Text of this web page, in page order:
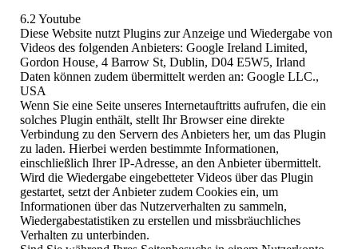
6.2 Youtube
Diese Website nutzt Plugins zur Anzeige und Wiedergabe von
Videos des folgenden Anbieters: Google Ireland Limited,
Gordon House, 4 Barrow St, Dublin, D04 E5W5, Irland
Daten können zudem übermittelt werden an: Google LLC.,
USA
Wenn Sie eine Seite unseres Internetauftritts aufrufen, die ein
solches Plugin enthält, stellt Ihr Browser eine direkte
Verbindung zu den Servern des Anbieters her, um das Plugin
zu laden. Hierbei werden bestimmte Informationen,
einschließlich Ihrer IP-Adresse, an den Anbieter übermittelt.
Wird die Wiedergabe eingebetteter Videos über das Plugin
gestartet, setzt der Anbieter zudem Cookies ein, um
Informationen über das Nutzerverhalten zu sammeln,
Wiedergabestatistiken zu erstellen und missbräuchliches
Verhalten zu unterbinden.